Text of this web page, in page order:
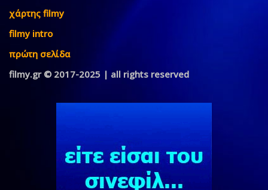
χάρτης filmy
filmy intro
πρώτη σελίδα
filmy.gr © 2017-2025 | all rights reserved